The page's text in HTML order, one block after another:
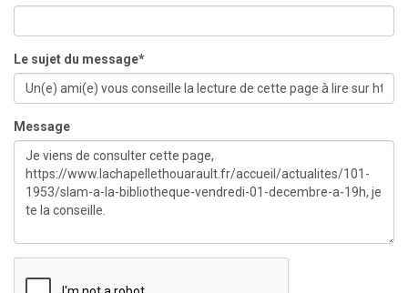
Le sujet du message*
Message